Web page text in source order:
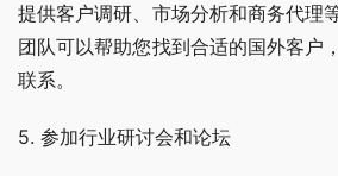
提供客户调研、市场分析和商务代理
团队可以帮助您找到合适的国外客户
联系。
5. 参加行业研讨会和论坛